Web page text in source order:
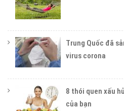
Trung Quốc đã
virus corona
8 thói quen xấu
của bạn